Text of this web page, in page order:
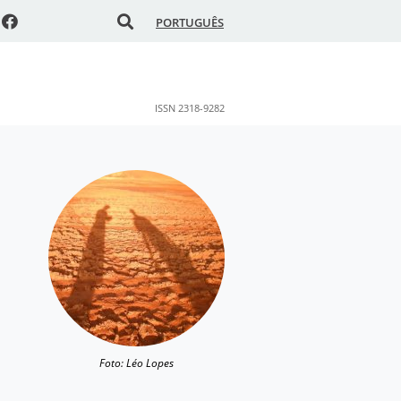
PORTUGUÊS
ISSN 2318-9282
Foto: Léo Lopes